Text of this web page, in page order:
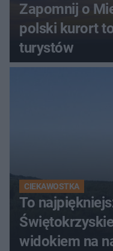
Zapomnij o
polski kurort
turystów
CIEKAWOSTKA
To
widokiem na